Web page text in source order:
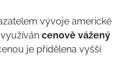
vývoje americké
cenově vážený
je přidělena vyšší